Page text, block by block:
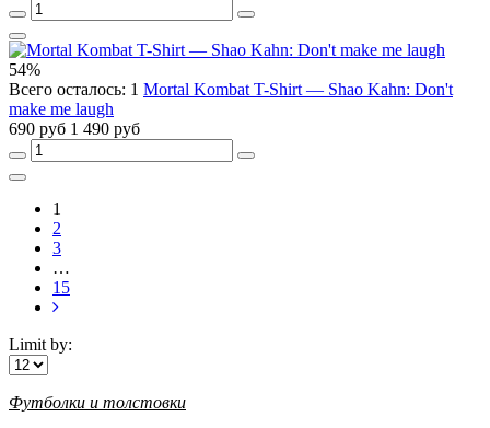
54%
Всего осталось: 1 Mortal Kombat T-Shirt — Shao Kahn: Don't
make me laugh
690 руб 1 490 руб
1
2
3
…
15
Limit by:
Футболки и толстовки